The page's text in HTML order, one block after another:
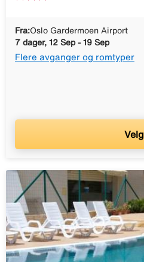
Fra:Oslo Gardermoen Airport
7 dager, 12 Sep - 19 Sep
Flere avganger og romtyper
Velg